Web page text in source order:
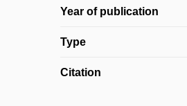
Year of publication
Type
Citation